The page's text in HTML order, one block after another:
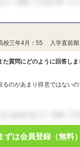
校三年4月：55 入学直前期
質問にどのように回答しま
のがあまり得意ではない
ずは会員登録（無料）